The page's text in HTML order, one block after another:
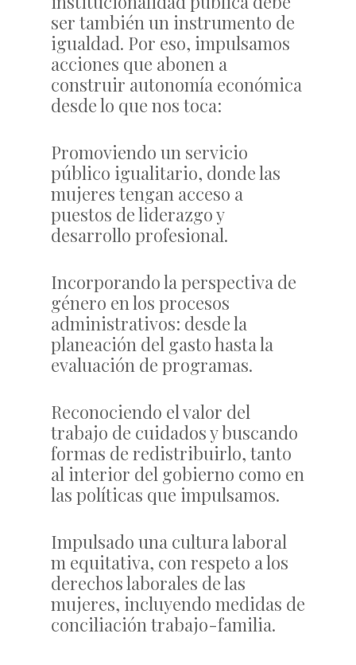
ser también un instrumento de
igualdad. Por eso, impulsamos
acciones que abonen a
construir autonomía económica
desde lo que nos toca:
Promoviendo un servicio
público igualitario, donde las
mujeres tengan acceso a
puestos de liderazgo y
desarrollo profesional.
Incorporando la perspectiva de
género en los procesos
administrativos: desde la
planeación del gasto hasta la
evaluación de programas.
Reconociendo el valor del
trabajo de cuidados y buscando
formas de redistribuirlo, tanto
al interior del gobierno como en
las políticas que impulsamos.
Impulsado una cultura laboral
m equitativa, con respeto a los
derechos laborales de las
mujeres, incluyendo medidas de
conciliación trabajo-familia.